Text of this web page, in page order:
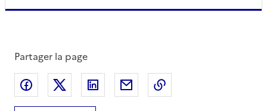
Partager la page
Partager sur Facebook
Partager sur XPartager sur LinkedIn
Partager par email